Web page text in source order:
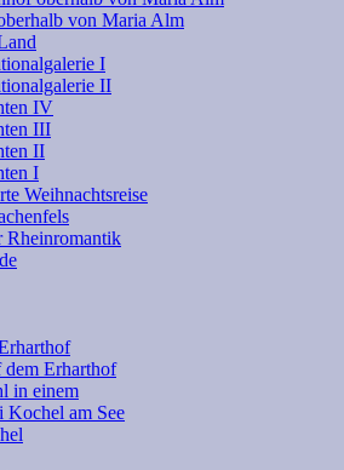
von Maria Alm
I
II
IV
III
II
I
Weihnachtsreise
Rheinromantik
Erharthof
in einem
Kochel am See